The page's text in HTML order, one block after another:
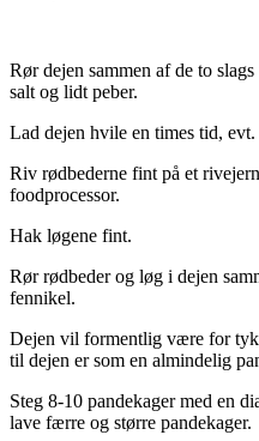
Rør dejen sammen af de to
salt og lidt peber.
Lad dejen hvile en times tid,
Riv rødbederne fint på et
foodprocessor.
Hak løgene fint.
Rør rødbeder og løg i dejen
fennikel.
Dejen vil formentlig være for
til dejen er som en almindelig
Steg 8-10 pandekager med en
lave færre og større pandekager.